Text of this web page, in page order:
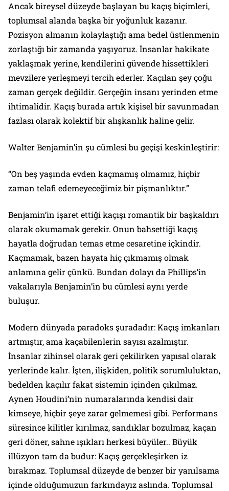
Ancak bireysel düzeyde başlayan bu kaçış biçimleri,
toplumsal alanda başka bir yoğunluk kazanır.
Pozisyon almanın kolaylaştığı ama bedel üstlenmenin
zorlaştığı bir zamanda yaşıyoruz. İnsanlar hakikate
yaklaşmak yerine, kendilerini güvende hissettikleri
mevzilere yerleşmeyi tercih ederler. Kaçılan şey çoğu
zaman gerçek değildir. Gerçeğin insanı yerinden etme
ihtimalidir. Kaçış burada artık kişisel bir savunmadan
fazlası olarak kolektif bir alışkanlık haline gelir.
Walter Benjamin’in şu cümlesi bu geçişi keskinleştirir:
“On beş yaşında evden kaçmamış olmamız, hiçbir
zaman telafi edemeyeceğimiz bir pişmanlıktır.”
Benjamin’in işaret ettiği kaçışı romantik bir başkaldırı
olarak okumamak gerekir. Onun bahsettiği kaçış
hayatla doğrudan temas etme cesaretine içkindir.
Kaçmamak, bazen hayata hiç çıkmamış olmak
anlamına gelir çünkü. Bundan dolayı da Phillips’in
vakalarıyla Benjamin’in bu cümlesi aynı yerde
buluşur.
Modern dünyada paradoks şuradadır: Kaçış imkanları
artmıştır, ama kaçabilenlerin sayısı azalmıştır.
İnsanlar zihinsel olarak geri çekilirken yapısal olarak
yerlerinde kalır. İşten, ilişkiden, politik sorumluluktan,
bedelden kaçılır fakat sistemin içinden çıkılmaz.
Aynen Houdini’nin numaralarında kendisi dair
kimseye, hiçbir şeye zarar gelmemesi gibi. Performans
süresince kilitler kırılmaz, sandıklar bozulmaz, kaçan
geri döner, sahne ışıkları herkesi büyüler.. Büyük
illüzyon tam da budur: Kaçış gerçekleşirken iz
bırakmaz. Toplumsal düzeyde de benzer bir yanılsama
içinde olduğumuzun farkındayız aslında. Toplumsal